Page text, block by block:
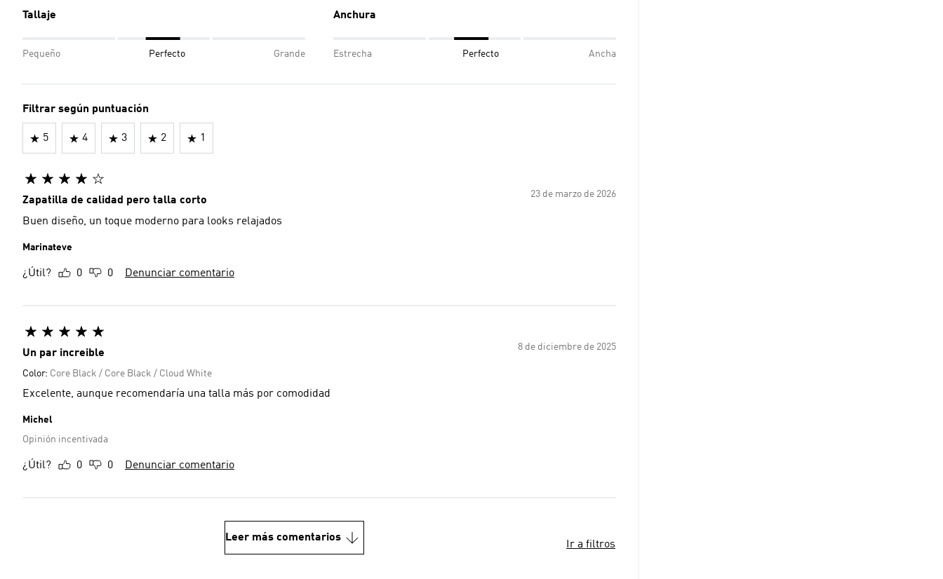
Tallaje
Pequeño Perfecto Grande
Anchura
Estrecha Perfecto Ancha
Filtrar según puntuación
5 4 3 2 1
23 de marzo de 2026
Zapatilla de calidad pero talla corto
Buen diseño, un toque moderno para looks relajados
Marinateve
¿Útil? 0 0 Denunciar comentario
8 de diciembre de 2025
Un par increible
Color: Core Black / Core Black / Cloud White
Excelente, aunque recomendaría una talla más por comodidad
Michel
Opinión incentivada
¿Útil? 0 0 Denunciar comentario
Leer más comentarios
Ir a filtros